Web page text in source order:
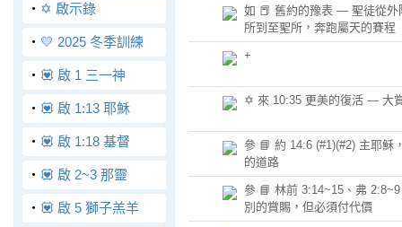
‧ ✡️ 啟示錄
‧ 💛 2025 冬季訓練
‧ 💟 啟 1 三一神
‧ 💟 啟 1:13 耶穌
‧ 💟 啟 1:18 基督
‧ 💟 啟 2~3 那靈
‧ 💟 啟 5 獅子羔羊
如 📕 舊約的豫表 — 聖徒從外
所到至聖所，奔跑屬天的賽程
+
✡️ 來 10:35 更美的復活 — 大
參 📘 約 14:6 (#1)(#2) 主耶穌
的道路
參 📘 林前 3:14~15、弗
別的賞賜，但必須付代價